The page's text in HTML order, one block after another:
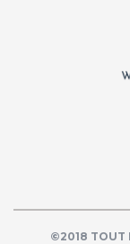
©2018 TOUT